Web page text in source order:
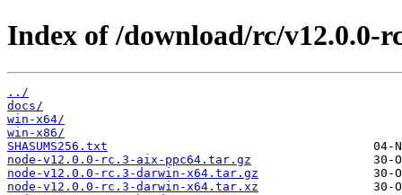
Index of /download/rc/v12.0.0-
../
docs/
win-x64/
win-x86/
SHASUMS256.txt
node-v12.0.0-rc.3-aix-ppc64.tar.gz
node-v12.0.0-rc.3-darwin-x64.tar.gz
node-v12.0.0-rc.3-darwin-x64.tar.xz